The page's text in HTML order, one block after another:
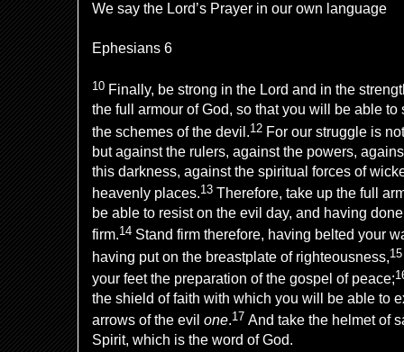
We say the Lord’s Prayer in our own language
Ephesians 6
10 Finally, be strong in the Lord and in the
the full armour of God, so that you will be able to
the schemes of the devil.12 For our struggle is
but against the rulers, against the powers,
this darkness, against the spiritual forces of
heavenly places.13 Therefore, take up the full
be able to resist on the evil day, and having
firm.14 Stand firm therefore, having belted your
having put on the breastplate of righteousness,
your feet the preparation of the gospel of peace;
the shield of faith with which you will be able to
arrows of the evil one.17 And take the helmet of
Spirit, which is the word of God.